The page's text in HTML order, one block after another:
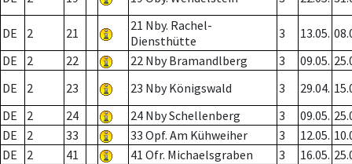
DE 2 21
21 Nby. Rachel-
Diensthütte
3 13.05.
DE
2 22 22 Nby Bramandlberg 3 09.05.
DE
2 23 23 Nby Königswald 3 29.04.
DE
2 24 24 Nby Schellenberg 3 09.05.
DE
2 33 33 Opf. Am Kühweiher 3 12.05.
DE
2 41 41 Ofr. Michaelsgraben 3 16.05.